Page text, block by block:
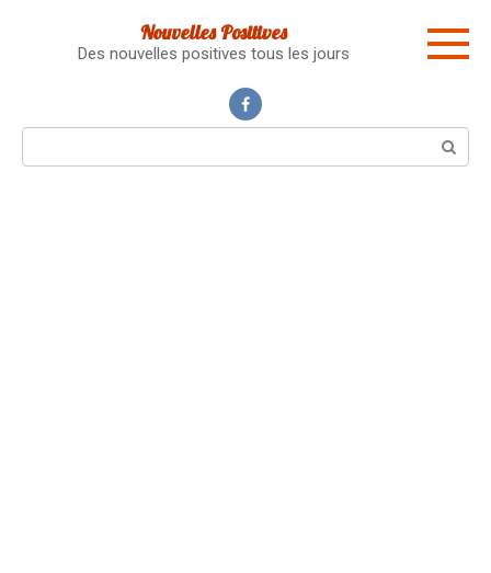
Nouvelles Positives
Des nouvelles positives tous les jours